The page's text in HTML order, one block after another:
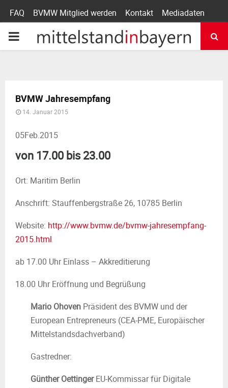
FAQ BVMW Mitglied werden Kontakt Mediadaten
P
M
Y
M
N
BVMW Jahresempfang
14. Januar 2015
05Feb.2015
von 17.00 bis 23.00
Ort: Maritim Berlin
Anschrift: Stauffenbergstraße 26, 10785 Berlin
Website: http://www.bvmw.de/bvmw-jahresempfang-
2015.html
ab 17.00 Uhr Einlass – Akkreditierung
18.00 Uhr Eröffnung und Begrüßung
Mario Ohoven Präsident des BVMW und der
European Entrepreneurs (CEA-PME, Europäischer
Mittelstandsdachverband)
Gastredner:
Günther OettingerEU-Kommissar für Digitale